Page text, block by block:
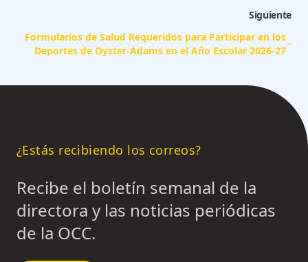
Siguiente
Formularios de Salud Requeridos para Participar en los
Deportes de Oyster-Adams en el Año Escolar 2026-27
¿Estás recibiendo los correos?
Recibe el boletín semanal de la
directora y las noticias periódicas
de la OCC.